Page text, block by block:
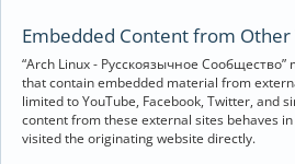
Embedded Content from Other
“Arch Linux - Русскоязычное
that contain embedded material from
limited to YouTube, Facebook, Twitter, and
content from these external sites behaves
visited the originating website directly.